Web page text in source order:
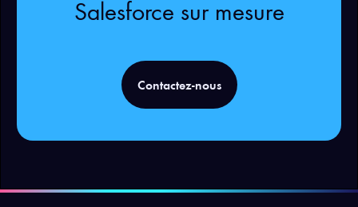
Salesforce sur mesure
Contactez-nous